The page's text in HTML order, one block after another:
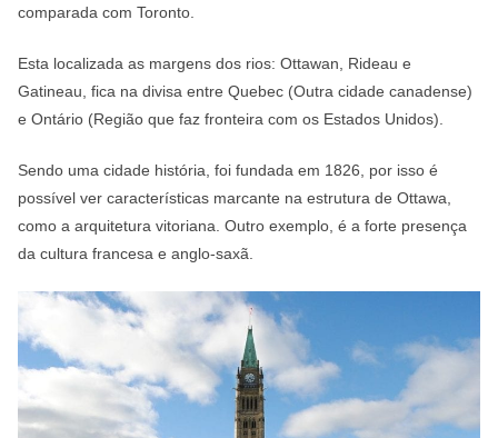
comparada com Toronto.
Esta localizada as margens dos rios: Ottawan, Rideau e
Gatineau, fica na divisa entre Quebec (Outra cidade canadense)
e Ontário (Região que faz fronteira com os Estados Unidos).
Sendo uma cidade história, foi fundada em 1826, por isso é
possível ver características marcante na estrutura de Ottawa,
como a arquitetura vitoriana. Outro exemplo, é a forte presença
da cultura francesa e anglo-saxã.